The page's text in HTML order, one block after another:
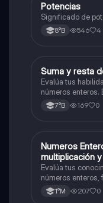
Matemáticas
Potencias
Significado de
8°B 546 4
SMatemáticas
Suma y resta
Evalúa tus
números enteros.
números
7°B 169 0
Matemáticas
Numeros
multiplicación
Fraccionarios
( suma , resta
Porcentaje (
Evalúa tus
números
operaciones) y
decimal y
1°M 207 0